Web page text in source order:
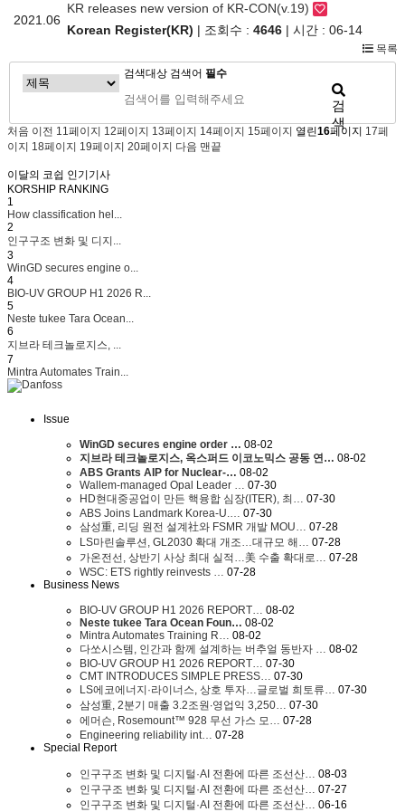
2021.06
KR releases new version of KR-CON(v.19)
Korean Register(KR) | 조회수 : 4646 | 시간 : 06-14
목록
검색대상 검색어 필수
검
색
처음 이전 11 페이지 12페이지 13페이지 14페이지 15페이지 열린16페이지 17페
이지 18페이지 19페이지 20페이지 다음 맨끝
이달의 코쉽 인기기사
KORSHIP RANKING
1
How classification hel...
2
인구구조 변화 및 디지...
3
WinGD secures engine o...
4
BIO-UV GROUP H1 2026 R...
5
Neste tukee Tara Ocean...
6
지브라 테크놀로지스, ...
7
Mintra Automates Train...
Issue
WinGD secures engine order … 08-02
지브라 테크놀로지스, 옥스퍼드 이코노믹스 공동 연… 08-02
ABS Grants AIP for Nuclear-… 08-02
Wallem-managed Opal Leader …
07-30
HD현대중공업이 만든 핵융합 심장(ITER), 최…
07-30
ABS Joins Landmark Korea-U.…
07-30
삼성重, 리딩 원전 설계社와 FSMR 개발 MOU…
07-28
LS마린솔루션, GL2030 확대 개조…대규모 해…
07-28
가온전선, 상반기 사상 최대 실적…美 수출 확대로…
07-28
WSC: ETS rightly reinvests …
07-28
Business News
BIO-UV GROUP H1 2026 REPORT…
08-02
Neste tukee Tara Ocean Foun… 08-02
Mintra Automates Training R…
08-02
다쏘시스템, 인간과 함께 설계하는 버추얼 동반자 …
08-02
BIO-UV GROUP H1 2026 REPORT…
07-30
CMT INTRODUCES SIMPLE PRESS…
07-30
LS에코에너지·라이너스, 상호 투자…글로벌 희토류…
07-30
삼성重, 2분기 매출 3.2조원∙영업익 3,250…
07-30
에머슨, Rosemount™ 928 무선 가스 모…
07-28
Engineering reliability int…
07-28
Special Report
인구구조 변화 및 디지털·AI 전환에 따른 조선산…
08-03
인구구조 변화 및 디지털·AI 전환에 따른 조선산…
07-27
인구구조 변화 및 디지털·AI 전환에 따른 조선산…
06-16